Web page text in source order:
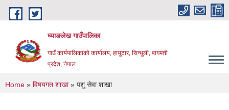
Skip to main content
घ्याङलेख गाउँपालिका
गाउँ कार्यपालिकाको कार्यालय, हायुटार, सिन्धुली, बागमती
प्रदेश, नेपाल
You are here
Home » विषयगत शाखा» पशु सेवा शाखा